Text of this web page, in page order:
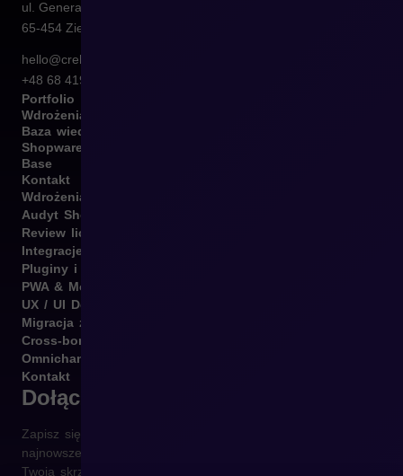
ul. Generała Władysława Sikorskiego 4/120
65-454 Zielona Góra
hello@crehler.com
+48 68 419 94 50
Portfolio
Wdrożenia
Baza wiedzy
Shopware
Base
Kontakt
Wdrożenia B2B i B2C
Audyt Shopware
Review licencji Shopware
Integracje Shopware
Pluginy i template
PWA & Mobile
UX / UI Design
Migracja z różnych platform
Cross-border
Omnichannel
Kontakt
Dołącz do newslettera
Zapisz się do naszego newslettera i otrzymuj raz w tygodniu
najnowsze informacje ze świata e-commerce prosto na
Twoją skrzynkę.